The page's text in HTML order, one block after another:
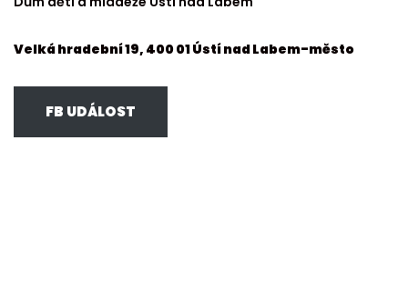
Velká hradební 19, 400 01 Ústí nad Labem-město
FB UDÁLOST